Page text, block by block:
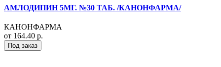
АМЛОДИПИН 5МГ. №30 ТАБ. /КАНОНФАРМА/
КАНОНФАРМА
от 164.40 р.
Под заказ